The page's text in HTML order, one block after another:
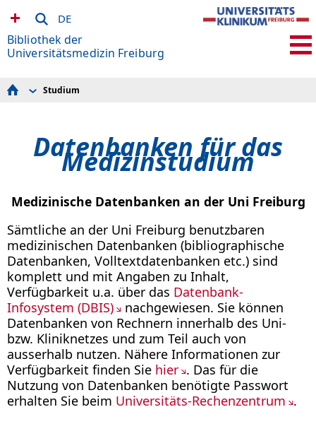
DE
Bibliothek der
Universitätsmedizin Freiburg
Service
Hilfe zur Recherche
Fortbildungen
Klinikbibliotheken
Institutsbibliotheken
Weitere Bibliotheken
Informationsstellen
Studium
Promotion
Forschung
Studium
Datenbanken für das
Medizinstudium
Medizinische Datenbanken an der Uni Freiburg
Sämtliche an der Uni Freiburg benutzbaren
medizinischen Datenbanken (bibliographische
Datenbanken, Volltextdatenbanken etc.) sind
komplett und mit Angaben zu Inhalt,
Verfügbarkeit u.a. über das Datenbank-
Infosystem (DBIS)
nachgewiesen. Sie können
Datenbanken von Rechnern innerhalb des Uni-
bzw. Kliniknetzes und zum Teil auch von
ausserhalb nutzen. Nähere Informationen zur
Verfügbarkeit finden Sie hier . Das für die
Nutzung von Datenbanken benötigte Passwort
erhalten Sie beim Universitäts-Rechenzentrum .